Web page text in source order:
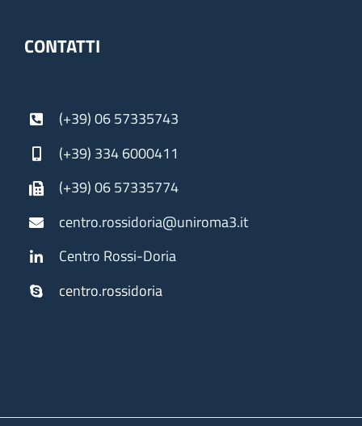
CONTATTI
(+39) 06 57335743
(+39) 334 6000411
(+39) 06 57335774
centro.rossidoria@uniroma3.it
Centro Rossi-Doria
centro.rossidoria